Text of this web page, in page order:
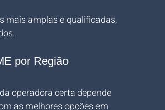
mais amplas e qualificadas,
por Região
operadora certa depende
as melhores opções em